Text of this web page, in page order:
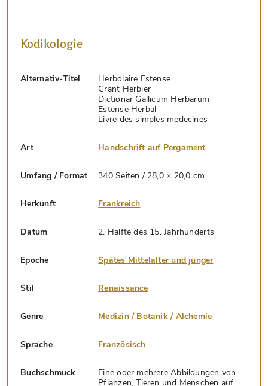
Kodikologie
Alternativ-Titel
Herbolaire Estense
Grant Herbier
Dictionar Gallicum Herbarum
Estense Herbal
Livre des simples medecines
Art Handschrift auf Pergament
Umfang / Format 340 Seiten / 28,0 × 20,0 cm
Herkunft Frankreich
Datum 2. Hälfte des 15. Jahrhunderts
Epoche Spätes Mittelalter und jünger
Stil Renaissance
Genre Medizin / Botanik / Alchemie
Sprache Französisch
Buchschmuck
Eine oder mehrere Abbildungen von
Pflanzen, Tieren und Menschen auf